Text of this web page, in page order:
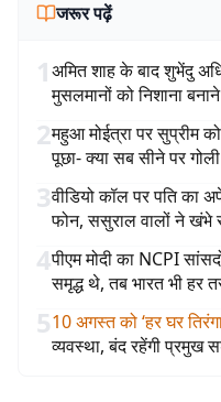
जरूर पढ़ें
1अमित शाह के बाद शुभेंदु
मुसलमानों को निशाना
2महुआ मोईत्रा पर सुप्रीम
पूछा- क्या सब सीने पर
3वीडियो कॉल पर पति का
फोन, ससुराल वालों ने खंभे
4पीएम मोदी का NCPI
समृद्ध थे, तब भारत भी हर
510 अगस्त को ‘हर घर
व्यवस्था, बंद रहेंगी प्रमुख